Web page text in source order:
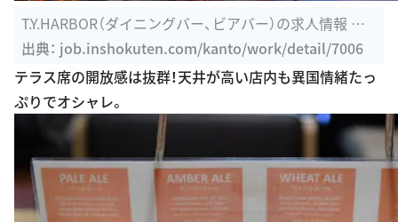
T.Y.HARBOR（ダイニングバー、ビアバー）の求人情報 求
人＠飲食店.COM
出典： job.inshokuten.com/kanto/work/detail/7006
テラス席の開放感は抜群！天井が高い店内も異国情緒たっ
ぷりでオシャレ。